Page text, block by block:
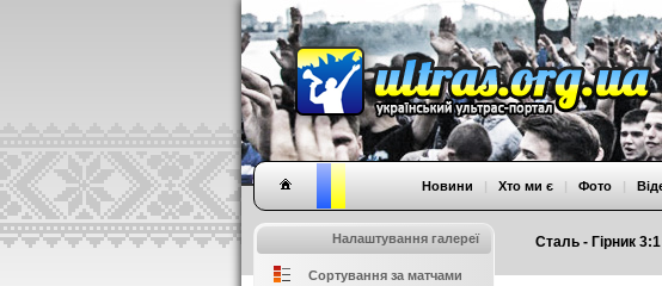
Сталь - Гірник
Новини | Хто ми є | Фото |
Налаштування галереї
Сортування за матчами